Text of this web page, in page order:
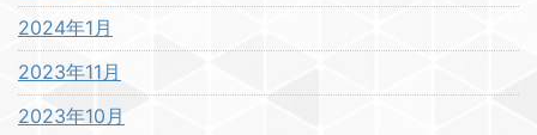
2024年1月
2023年11月
2023年10月